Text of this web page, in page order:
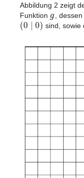
Abbildung 2 zeigt
Funktion g ,
(0 | 0) sind, sowie